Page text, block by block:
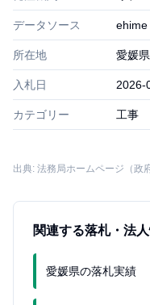
データソース ehime
所在地 愛媛県
入札日 2026-
カテゴリー 工事
出典: 法務局ホームページ（政
関連する落札・法
愛媛県の落札実績